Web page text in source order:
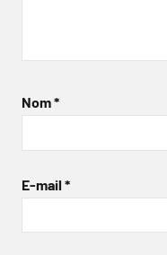
Nom*
E-mail *